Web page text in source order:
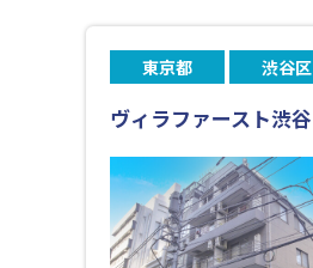
東京都 渋谷区
ヴィラファースト渋谷